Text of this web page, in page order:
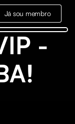
Já sou membro
-